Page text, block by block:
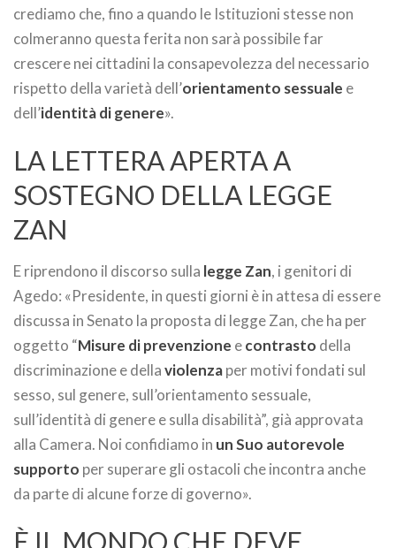
crediamo che, fino a quando le Istituzioni stesse non
colmeranno questa ferita non sarà possibile far
crescere nei cittadini la consapevolezza del necessario
rispetto della varietà dell’orientamento sessuale e
dell’identità di genere».
LA LETTERA APERTA A
SOSTEGNO DELLA LEGGE
ZAN
E riprendono il discorso sulla legge Zan, i genitori di
Agedo: «Presidente, in questi giorni è in attesa di essere
discussa in Senato la proposta di legge Zan, che ha per
oggetto “Misure di prevenzione econtrasto della
discriminazione e dellaviolenzaper motivi fondati sul
sesso, sul genere, sull’orientamento sessuale,
sull’identità di genere e sulla disabilità”, già approvata
alla Camera. Noi confidiamo in un Suo autorevole
supporto per superare gli ostacoli che incontra anche
da parte di alcune forze di governo».
È IL MONDO CHE DEVE